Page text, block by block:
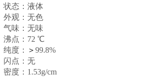
状态：液体
外观：无色
气味：无味
沸点：72 ℃
纯度：
＞ 99.8%
闪点：无
密度：1.53g/cm